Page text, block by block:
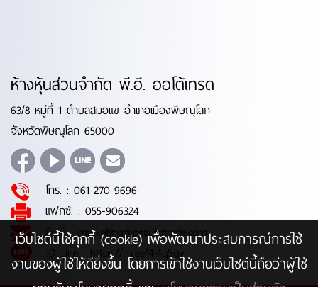
เว็บไซต์นี้ใช้คุกกี้ (cookie) เพื่อพัฒนาประสบการณ์การใช้
งานของผู้ใช้ให้ดียิ่งขึ้น โดยการเข้าใช้งานเว็บไซต์นี้ถือว่าผู้ใช้
ห้างหุ้นส่วนจำกัด พี.อี. ออโต้เทรด
63/8 หมู่ที่ 1 ตำบลสมอแข อำเภอเมืองพิษณุโลก
จังหวัดพิษณุโลก 65000
โทร. : 061-270-9696
แฟกซ์. : 055-906324
อีเมล์ :marketing@peautotrade.com
ID Line : https://lin.ee/4l4qSqy